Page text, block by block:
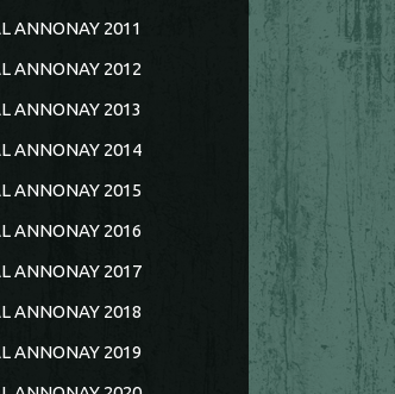
ANNONAY 2011
ANNONAY 2012
ANNONAY 2013
ANNONAY 2014
ANNONAY 2015
ANNONAY 2016
ANNONAY 2017
ANNONAY 2018
ANNONAY 2019